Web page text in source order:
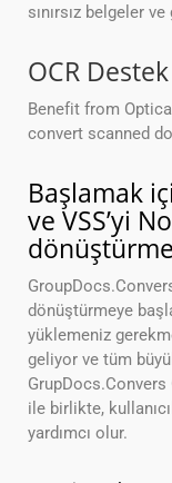
sınırsız belgeler
OCR
Benefit from
convert scanned
Başlamak
ve VSS’yi
dönüştürmeye
yüklemeniz
geliyor ve tüm
GrupDocs.Convers
ile birlikte,
yardımcı olur.